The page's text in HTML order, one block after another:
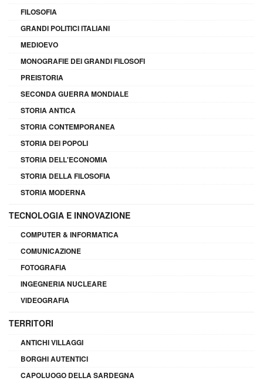
FILOSOFIA
GRANDI POLITICI ITALIANI
MEDIOEVO
MONOGRAFIE DEI GRANDI FILOSOFI
PREISTORIA
SECONDA GUERRA MONDIALE
STORIA ANTICA
STORIA CONTEMPORANEA
STORIA DEI POPOLI
STORIA DELL'ECONOMIA
STORIA DELLA FILOSOFIA
STORIA MODERNA
TECNOLOGIA E INNOVAZIONE
COMPUTER & INFORMATICA
COMUNICAZIONE
FOTOGRAFIA
INGEGNERIA NUCLEARE
VIDEOGRAFIA
TERRITORI
ANTICHI VILLAGGI
BORGHI AUTENTICI
CAPOLUOGO DELLA SARDEGNA